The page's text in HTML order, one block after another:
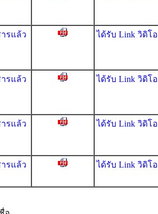
รแล้ว ได้รับ Link วิดิโอ
รแล้ว ได้รับ Link วิดิโอ
รแล้ว ได้รับ Link วิดิโอ
รแล้ว ได้รับ Link วิดิโอ